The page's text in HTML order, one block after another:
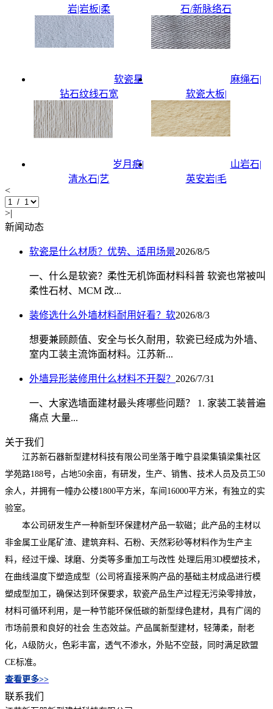
岩|岩板|柔
石/新脉络石
软瓷星
钻石纹线石宽
麻绳石|
软瓷大板|
岁月痕|
清水石|艺
山岩石|
英安岩|毛
<
>|
新闻动态
软瓷是什么材质？优势、适用场景2026/8/5
一、什么是软瓷？柔性无机饰面材料科普 软瓷也常被叫
柔性石材、MCM 改...
装修选什么外墙材料耐用好看？软2026/8/3
想要兼顾颜值、安全与长久耐用，软瓷已经成为外墙、
室内工装主流饰面材料。江苏新...
外墙异形装修用什么材料不开裂？ 2026/7/31
一、大家选墙面建材最头疼哪些问题？ 1. 家装工装普遍
痛点 大量...
关于我们
江苏新石器新型建材科技有限公司坐落于睢宁县梁集镇梁集社区
学苑路188号，占地50余亩，有研发，生产、销售、技术人员及员工50
余人，并拥有一幢办公楼1800平方米，车间16000平方米，有独立的实
验室。
本公司研发生产一种新型环保建材产品一软磁；此产品的主材以
非金属工业尾矿渣、建筑弃料、石粉、天然彩砂等材料作为生产主
料，经过干燥、球磨、分类等多重加工与改性 处理后用3D模塑技术，
在曲线温度下塑造成型（公司将直接釆购产品的基础主材成品进行模
塑成型加工，确保达到环保要求，软瓷产品生产过程无污染零排放，
材料可循环利用，是一种节能环保低碳的新型绿色建材，具有广阔的
市场前景和良好的社会 生态效益。产品属新型建材，轻薄柔，耐老
化，A级防火，色彩丰富，透气不渗水，外贴不空鼓，同时满足欧盟
CE标准。
查看更多>>
联系我们